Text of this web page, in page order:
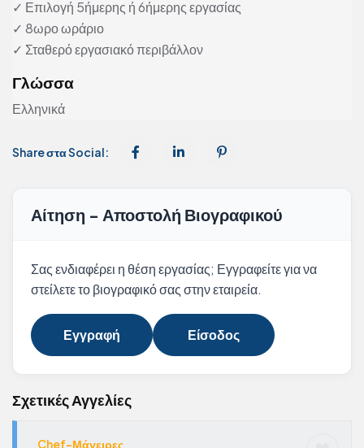
✓ Επιλογή 5ήμερης ή 6ήμερης εργασίας
✓ 8ωρο ωράριο
✓ Σταθερό εργασιακό περιβάλλον
Γλώσσα
Ελληνικά
Share στα Social:
Αίτηση - Αποστολή Βιογραφικού
Σας ενδιαφέρει η θέση εργασίας; Εγγραφείτε για να
στείλετε το βιογραφικό σας στην εταιρεία.
Εγγραφή Είσοδος
Σχετικές Αγγελίες
Chef-Μάγειρες